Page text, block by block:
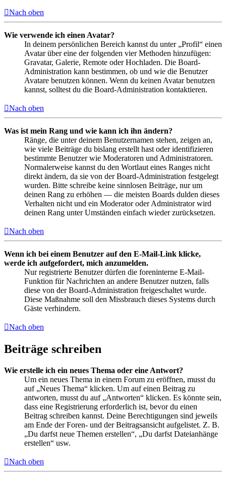
Nach oben
Wie verwende ich einen Avatar?
In deinem persönlichen Bereich kannst du unter „Profil“ einen
Avatar über eine der folgenden vier Methoden hinzufügen:
Gravatar, Galerie, Remote oder Hochladen. Die Board-
Administration kann bestimmen, ob und wie die Benutzer
Avatare benutzen können. Wenn du keinen Avatar benutzen
kannst, solltest du die Board-Administration kontaktieren.
Nach oben
Was ist mein Rang und wie kann ich ihn ändern?
Ränge, die unter deinem Benutzernamen stehen, zeigen an,
wie viele Beiträge du bislang erstellt hast oder identifizieren
bestimmte Benutzer wie Moderatoren und Administratoren.
Normalerweise kannst du den Wortlaut eines Ranges nicht
direkt ändern, da sie von der Board-Administration festgelegt
wurden. Bitte schreibe keine sinnlosen Beiträge, nur um
deinen Rang zu erhöhen — die meisten Boards dulden dieses
Verhalten nicht und ein Moderator oder Administrator wird
deinen Rang unter Umständen einfach wieder zurücksetzen.
Nach oben
Wenn ich bei einem Benutzer auf den E-Mail-Link klicke,
werde ich aufgefordert, mich anzumelden.
Nur registrierte Benutzer dürfen die foreninterne E-Mail-
Funktion für Nachrichten an andere Benutzer nutzen, falls
diese von der Board-Administration freigeschaltet wurde.
Diese Maßnahme soll den Missbrauch dieses Systems durch
Gäste verhindern.
Nach oben
Beiträge schreiben
Wie erstelle ich ein neues Thema oder eine Antwort?
Um ein neues Thema in einem Forum zu eröffnen, musst du
auf „Neues Thema“ klicken. Um auf einen Beitrag zu
antworten, musst du auf „Antworten“ klicken. Es könnte sein,
dass eine Registrierung erforderlich ist, bevor du einen
Beitrag schreiben kannst. Deine Berechtigungen sind jeweils
am Ende der Foren- und der Beitragsansicht aufgelistet. Z. B.
„Du darfst neue Themen erstellen“, „Du darfst Dateianhänge
erstellen“ usw.
Nach oben